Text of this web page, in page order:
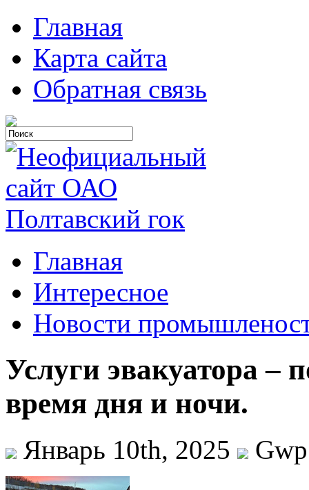
Главная
Карта сайта
Обратная связь
Главная
Интересное
Новости
Услуги эвакуатора –
время дня и ночи.
Январь 10th, 2025 Gwp